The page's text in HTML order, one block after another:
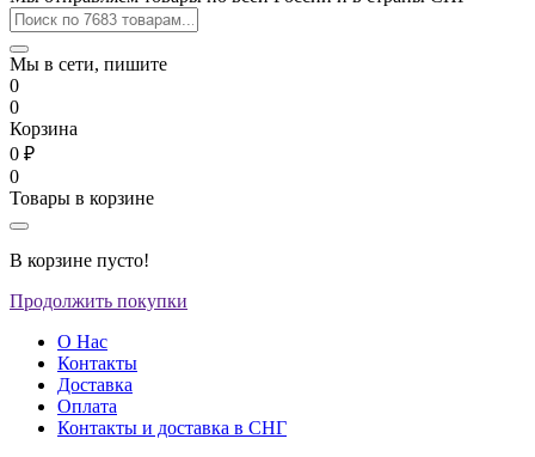
Мы в сети, пишите
0
0
Корзина
0 ₽
0
Товары в корзине
В корзине пусто!
Продолжить покупки
О Нас
Контакты
Доставка
Оплата
Контакты и доставка в СНГ